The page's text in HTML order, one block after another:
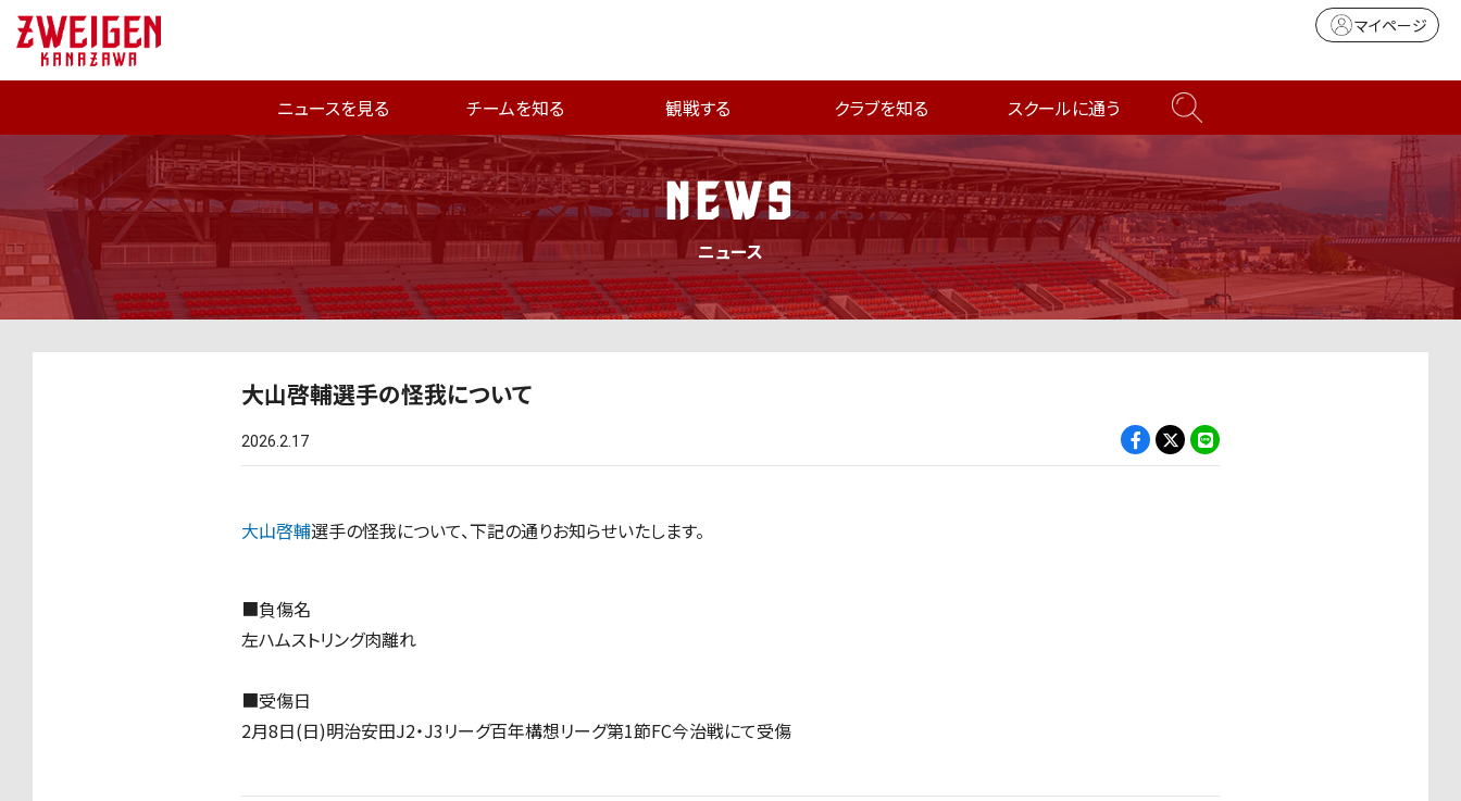
マイページ
ニュースを見る チームを知る 観戦する クラブを知る スクールに通う
NEWS
ニュース
大山啓輔選手の怪我について
2026.2.17
大山啓輔選⼿の怪我について、下記の通りお知らせいたします。
■負傷名
左ハムストリング肉離れ
■受傷日
2月8日(日)明治安田J2・J3リーグ百年構想リーグ第1節FC今治戦にて受傷